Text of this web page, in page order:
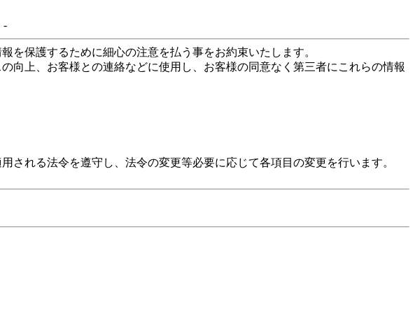
-
を保護するために細心の注意を払う事をお約束いたします。
向上、お客様との連絡などに使用し、お客様の同意なく第三者にこれらの情報
れる法令を遵守し、法令の変更等必要に応じて各項目の変更を行います。